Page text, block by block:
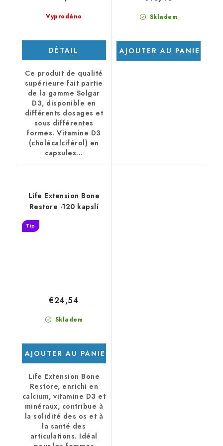
Vyprodáno
DÉTAIL
Ce produit de qualité
supérieure fait partie
de la gamme Solgar
D3, disponible en
différents dosages et
sous différentes
formes. Vitamine D3
(cholécalciférol) en
capsules...
Skladem
AJOUTER AU PANIER
Life Extension Bone
Restore -120 kapslí
Tip
Skladem
€24,54
AJOUTER AU PANIER
Life Extension Bone
Restore, enrichi en
calcium, vitamine D3 et
minéraux, contribue à
la solidité des os et à
la santé des
articulations. Idéal